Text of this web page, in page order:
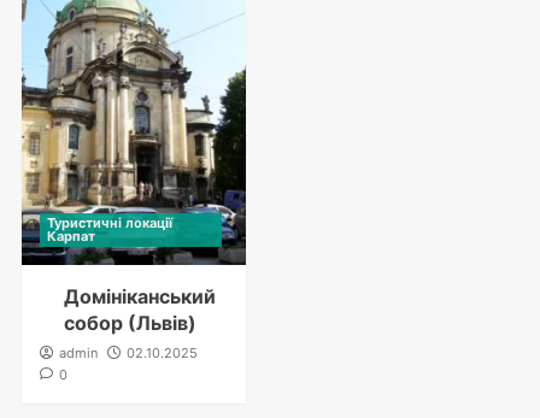
Туристичні локації
Карпат
Домініканський
собор (Львів)
admin
02.10.2025
0